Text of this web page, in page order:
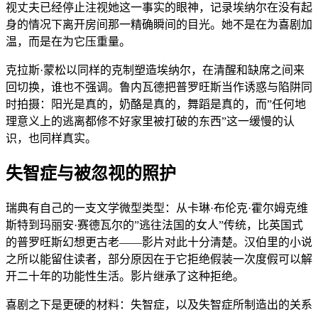
视丈夫已经停止注视她这一事实的眼神，记录埃纳尔在没有起
身的情况下离开房间那一精确瞬间的目光。她不是在为喜剧加
温，而是在为它压重量。
克拉斯·蒙松以同样的克制塑造埃纳尔，在清醒和缺席之间来
回切换，谁也不强调。鲁内瓦德把普罗旺斯当作诱惑与陷阱同
时拍摄：阳光是真的，奶酪是真的，舞蹈是真的，而”任何地
理意义上的逃离都修不好家里被打破的东西”这一缓慢的认
识，也同样真实。
失智症与被忽视的照护
瑞典有自己的一支文学微型类型：从卡琳·布伦克·霍尔姆克维
斯特到玛丽安·赛德瓦尔的”逃往法国的女人”传统，比英国式
的普罗旺斯幻想更古老——影片对此十分清楚。汉伯里的小说
之所以能留住读者，部分原因在于它拒绝假装一次度假可以解
开二十年的功能性生活。影片继承了这种拒绝。
喜剧之下是更硬的材料：失智症，以及失智症所制造出的关系